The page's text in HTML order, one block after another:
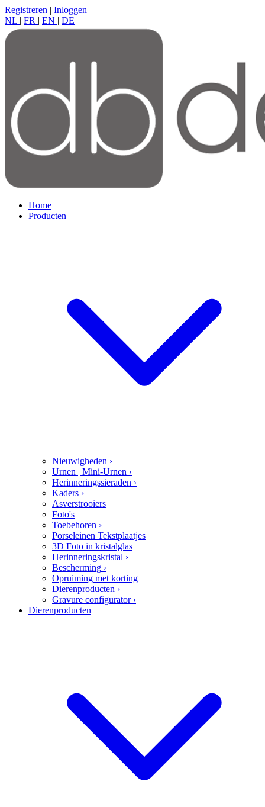
Registreren | Inloggen
NL | FR | EN | DE
Home
Producten
Nieuwigheden ›
Urnen | Mini-Urnen ›
Herinneringssieraden ›
Kaders ›
Asverstrooiers
Foto's
Toebehoren ›
Porseleinen Tekstplaatjes
3D Foto in kristalglas
Herinneringskristal ›
Bescherming ›
Opruiming met korting
Dierenproducten ›
Gravure configurator ›
Dierenproducten